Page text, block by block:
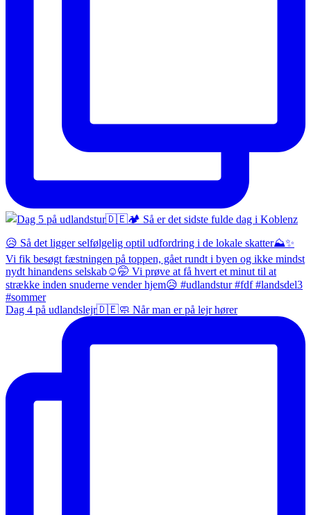
Dag 4 på udlandslejr🇩🇪🧼 Når man er på lejr hører